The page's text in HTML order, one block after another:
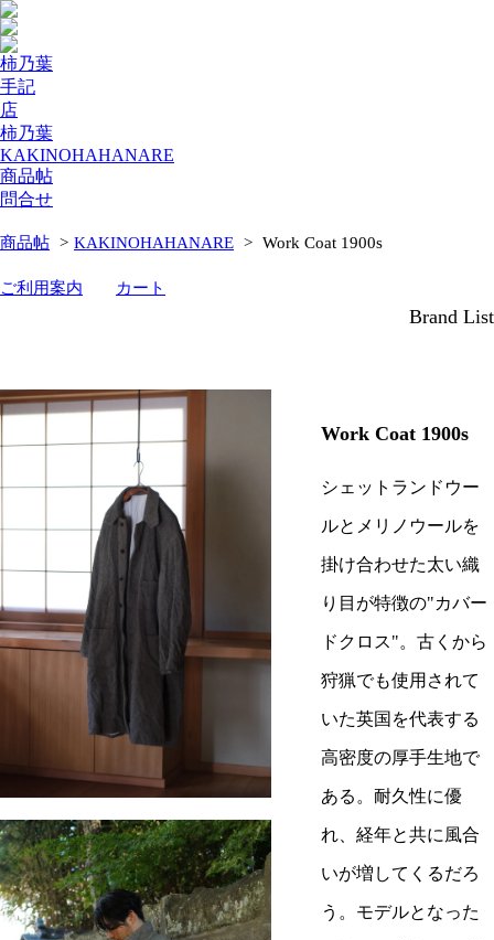
柿乃葉
手記
店
柿乃葉
KAKINOHAHANARE
商品帖
問合せ
商品帖 > KAKINOHAHANARE > Work Coat 1900s
ご利用案内 カート
Brand List
Work Coat 1900s
シェットランドウー
ルとメリノウールを
掛け合わせた太い織
り目が特徴の"カバー
ドクロス"。古くから
狩猟でも使用されて
いた英国を代表する
高密度の厚手生地で
ある。耐久性に優
れ、経年と共に風合
いが増してくるだろ
う。モデルとなった